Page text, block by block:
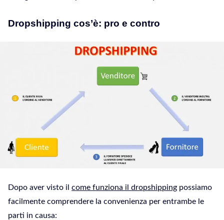
Dropshipping cos’è: pro e contro
Dopo aver visto il come funziona il dropshipping possiamo
facilmente comprendere la convenienza per entrambe le
parti in causa: